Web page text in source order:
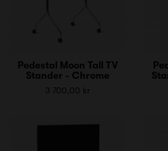
Pedestal Moon Tall TV
Stander - Chrome
3 700,00 kr